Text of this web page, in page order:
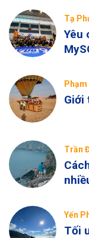
Tạ
Yêu
Giới
Trần
Yến
Tối